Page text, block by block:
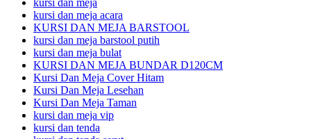
kursi dan meja
kursi dan meja acara
KURSI DAN MEJA BARSTOOL
kursi dan meja barstool putih
kursi dan meja bulat
KURSI DAN MEJA BUNDAR D120CM
Kursi Dan Meja Cover Hitam
Kursi Dan Meja Lesehan
Kursi Dan Meja Taman
kursi dan meja vip
kursi dan tenda